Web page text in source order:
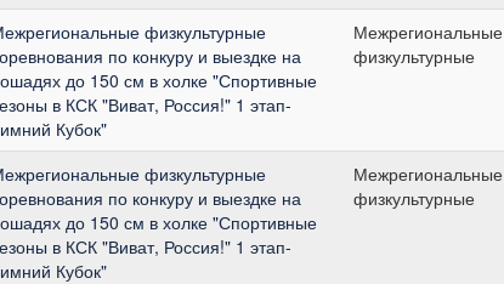
физкультурные
по конкуру и выездке на
до 150 см в холке "Спортивные
в КСК "Виват, Россия!" 1 этап-
Кубок"
Межрегиональные
физкультурные
физкультурные
по конкуру и выездке на
до 150 см в холке "Спортивные
в КСК "Виват, Россия!" 1 этап-
Кубок"
Межрегиональные
физкультурные